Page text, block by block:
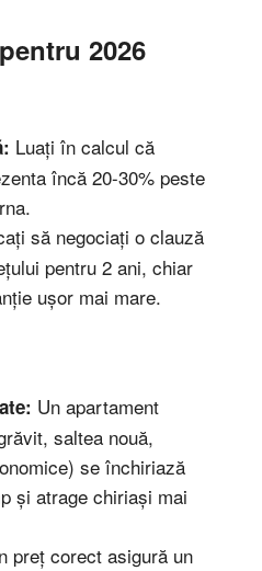
2026
Luați în calcul că
încă 20-30% peste
să negociați o clauză
pentru 2 ani, chiar
ușor mai mare.
Un apartament
saltea nouă,
se închiriază
și atrage chiriași mai
preț corect asigură un